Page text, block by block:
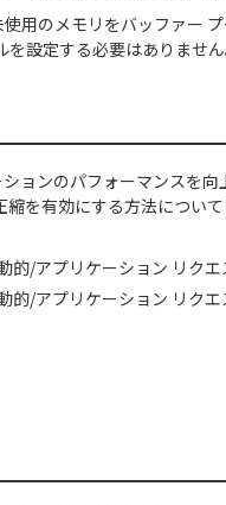
用のメモリをバッファー
設定する必要はありません
ョンのパフォーマンスを
を有効にする方法につい
的/アプリケーション リク
的/アプリケーション リク